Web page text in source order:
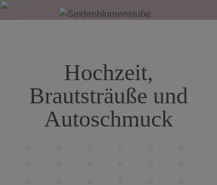
Hochzeit,
Brautsträuße und
Autoschmuck